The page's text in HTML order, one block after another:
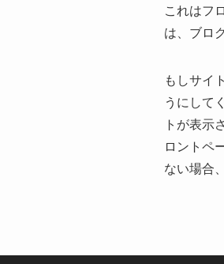
これはフ
は、ブロ
もしサイ
うにして
トが表示
ロントペ
ない場合